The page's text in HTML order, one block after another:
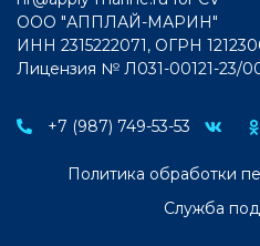
ООО "АППЛАЙ-МАРИН"
ИНН 2315222071, ОГРН
Лицензия № Л031-00121-23/
+7 (987) 749-53-53
Политика обработки
Служба